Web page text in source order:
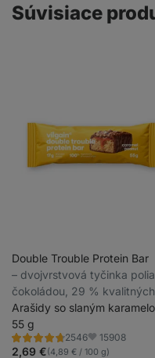
Súvisiace
Double Trouble Protein Bar
⁠–⁠ dvojvrstvová tyčinka
čokoládou, 29 % kvalitných
bielkovín, bez
farbív
Arašidy so slaným
55 g
2546
Hodnotenie
4.7/5,
Obľúbené
15908
2,69 €(4,89 € / 100 g)